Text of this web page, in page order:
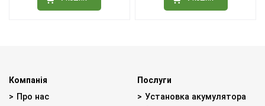
Компанія
Про нас
Послуги
Установка акумулятора